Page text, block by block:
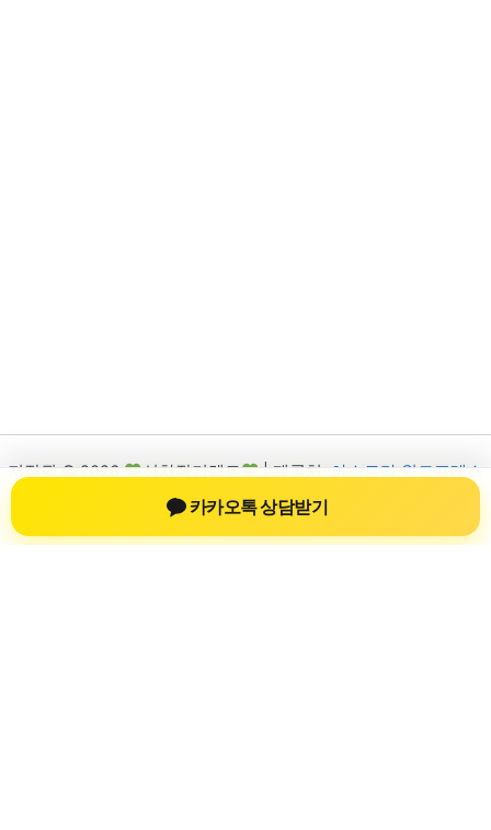
저작권 © 2026 신차장기렌트 | 제공처:
아스트라 워드프레스
테마
카카오톡 상담받기